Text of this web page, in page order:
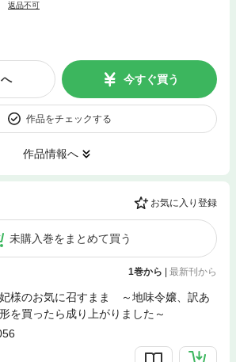
返品不可
今すぐ買う
作品をチェックする
作品情報へ
お気に入り登録
未購入巻をまとめて買う
1巻から | 最新刊から
様のお気に召すまま ～地味令嬢、訳あ
を買ったら成り上がりました～